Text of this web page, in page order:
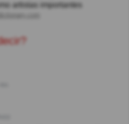
artistas importantes